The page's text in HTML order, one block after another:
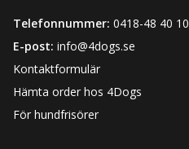
Telefonnummer: 0418-48 40 10
E-post: info@4dogs.se
Kontaktformulär
Hämta order hos 4Dogs
För hundfrisörer